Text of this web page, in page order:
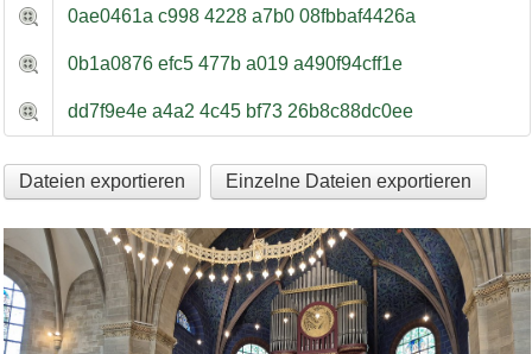
0ae0461a c998 4228 a7b0 08fbbaf4426a
0b1a0876 efc5 477b a019 a490f94cff1e
dd7f9e4e a4a2 4c45 bf73 26b8c88dc0ee
Dateien exportieren Einzelne Dateien exportieren